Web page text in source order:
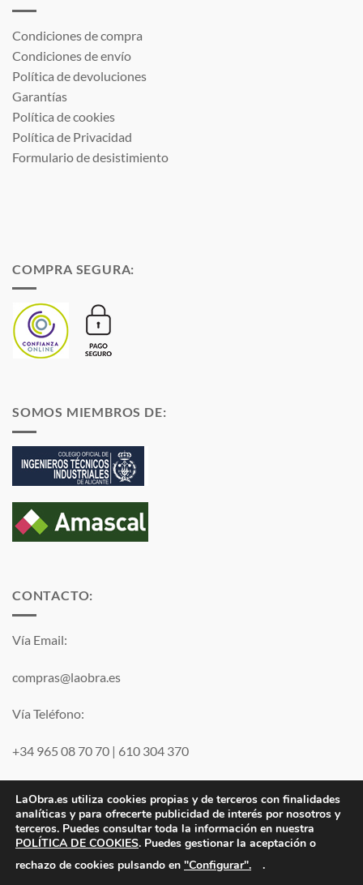
Condiciones de compra
Condiciones de envío
Política de devoluciones
Garantías
Política de cookies
Política de Privacidad
Formulario de desistimiento
COMPRA SEGURA:
SOMOS MIEMBROS DE:
CONTACTO:
Vía Email:
compras@laobra.es
Vía Teléfono:
+34 965 08 70 70 | 610 304 370
Visa PayPal MasterCard
Electro JJ San Juan, S.L. | B53077459 | Inscrita en el Registro
LaObra.es utiliza cookies propias y de terceros con finalidades
analíticas y para ofrecerte publicidad de interés por nosotros y
terceros. Puedes consultar toda la información en nuestra
POLÍTICA DE COOKIES. Puedes gestionar la aceptación o
rechazo de cookies pulsando en "Configurar". .